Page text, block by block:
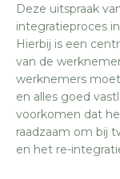
Deze uitspraak
integratieproces
Hierbij is een
van de
werknemers
en alles goed
voorkomen dat
raadzaam om bij
en het re-